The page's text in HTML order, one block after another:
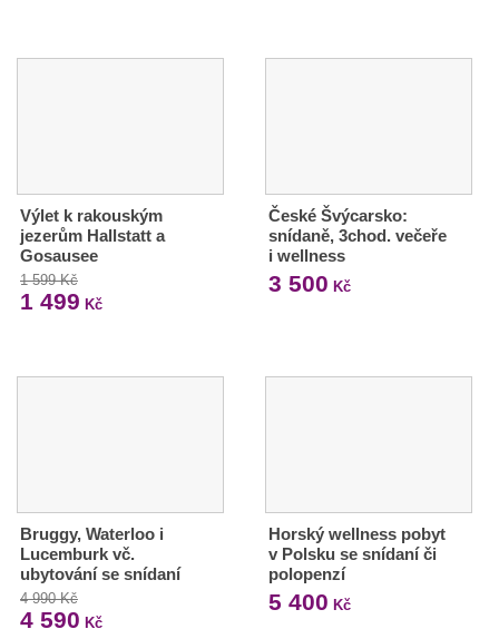
Výlet k rakouským
jezerům Hallstatt a
Gosausee
1 599 Kč
1 499 Kč
České Švýcarsko:
snídaně, 3chod. večeře
i wellness
3 500 Kč
Bruggy, Waterloo i
Lucemburk vč.
ubytování se snídaní
4 990 Kč
4 590 Kč
Horský wellness pobyt
v Polsku se snídaní či
polopenzí
5 400 Kč